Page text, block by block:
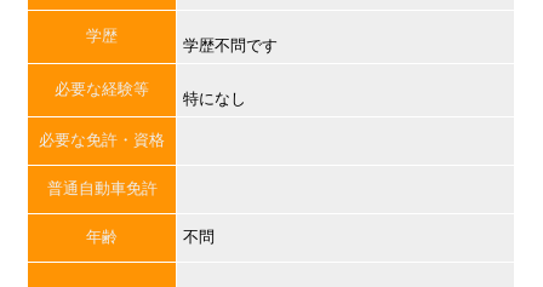
学歴
学歴不問です
必要な経験等
特になし
必要な免許・資格
普通自動車免許
年齢 不問